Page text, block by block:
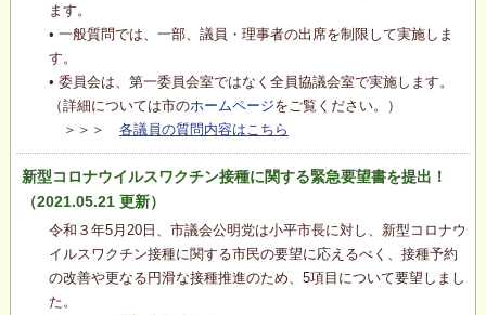
ます。
• 一般質問では、一部、議員・理事者の出席を制限して実施しま
す。
• 委員会は、第一委員会室ではなく全員協議会室で実施します。
（詳細については市のホームページをご覧ください。）
＞＞＞ 各議員の質問内容はこちら
新型コロナウイルスワクチン接種に関する緊急要望書を提出！
（2021.05.21 更新）
令和３年5月20日、市議会公明党は小平市長に対し、新型コロナウ
イルスワクチン接種に関する市民の要望に応えるべく、接種予約
の改善や更なる円滑な接種推進のため、5項目について要望しまし
た。